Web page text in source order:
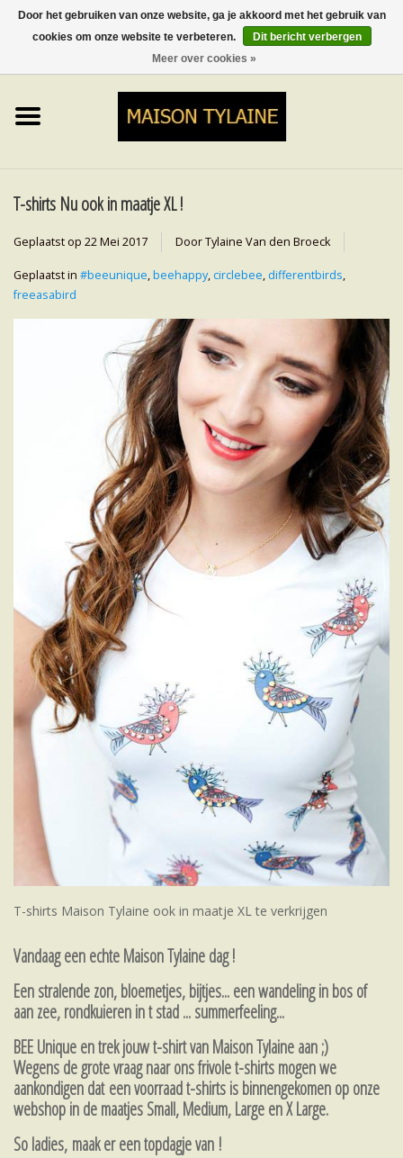
0 Artikelen - €0,00
TOPS
ROKKEN&BROEKEN
T-shirts Nu ook in maatje XL !
Geplaatst op 22 Mei 2017 Door Tylaine Van den Broeck
Geplaatst in #beeunique,beehappy, circlebee, differentbirds,
freeasabird
T-shirts Maison Tylaine ook in maatje XL te verkrijgen
Vandaag een echte Maison Tylaine dag !
Een stralende zon, bloemetjes, bijtjes... een wandeling in bos of
aan zee, rondkuieren in t stad ... summerfeeling...
BEE Unique en trek jouw t-shirt van Maison Tylaine aan ;)
Wegens de grote vraag naar ons frivole t-shirts mogen we
aankondigen dat een voorraad t-shirts is binnengekomen op onze
webshop in de maatjes Small, Medium, Large en X Large.
So ladies, maak er een topdagje van !
Door het gebruiken van onze website, ga je akkoord met het gebruik van
cookies om onze website te verbeteren.
Dit bericht verbergen
Meer over cookies »